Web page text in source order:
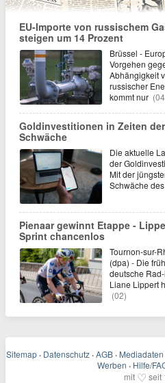
EU-Importe von russischem
steigen um 14 Prozent
Brüssel -
Vorgehen
Abhängigkeit
russischer
kommt nur
Goldinvestitionen in Zeiten
Schwäche
Die aktuelle
der
Mit der
Schwäche
Pienaar gewinnt Etappe -
Sprint chancenlos
Tournon-sur-
(dpa) - Die
deutsche
Liane Lippert
(02)
Sitemap · Datenschutz · AGB · Mediadaten
Werben · Hilfe/
mit ♡ seit